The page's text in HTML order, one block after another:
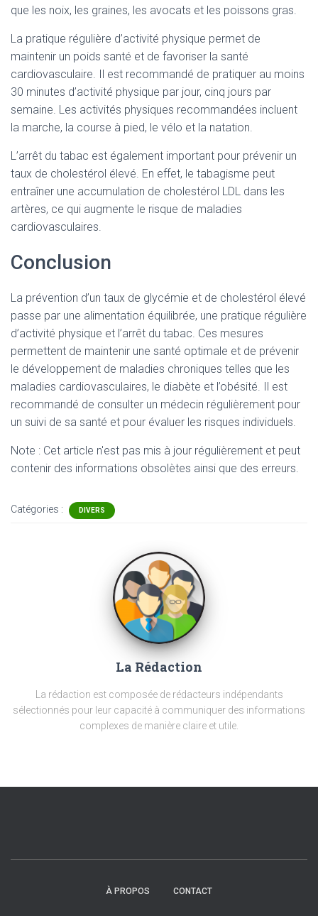
que les noix, les graines, les avocats et les poissons gras.
La pratique régulière d’activité physique permet de
maintenir un poids santé et de favoriser la santé
cardiovasculaire. Il est recommandé de pratiquer au moins
30 minutes d’activité physique par jour, cinq jours par
semaine. Les activités physiques recommandées incluent
la marche, la course à pied, le vélo et la natation.
L’arrêt du tabac est également important pour prévenir un
taux de cholestérol élevé. En effet, le tabagisme peut
entraîner une accumulation de cholestérol LDL dans les
artères, ce qui augmente le risque de maladies
cardiovasculaires.
Conclusion
La prévention d’un taux de glycémie et de cholestérol élevé
passe par une alimentation équilibrée, une pratique régulière
d’activité physique et l’arrêt du tabac. Ces mesures
permettent de maintenir une santé optimale et de prévenir
le développement de maladies chroniques telles que les
maladies cardiovasculaires, le diabète et l’obésité. Il est
recommandé de consulter un médecin régulièrement pour
un suivi de sa santé et pour évaluer les risques individuels.
Note : Cet article n'est pas mis à jour régulièrement et peut
contenir des informations obsolètes ainsi que des erreurs.
Catégories : DIVERS
La Rédaction
La rédaction est composée de rédacteurs indépendants
sélectionnés pour leur capacité à communiquer des informations
complexes de manière claire et utile.
À PROPOS CONTACT